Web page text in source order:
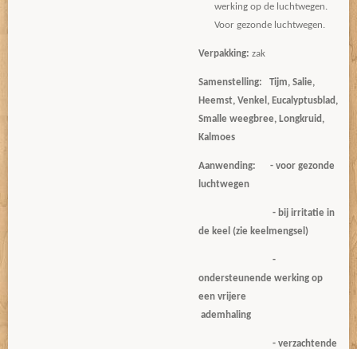
werking op de luchtwegen.
Voor gezonde luchtwegen.
Verpakking: zak
Samenstelling:
Tijm, Salie,
Heemst, Venkel, Eucalyptusblad,
Smalle weegbree, Longkruid,
Kalmoes
Aanwending:
- voor gezonde
luchtwegen
- bij irritatie in
de keel (zie keelmengsel)
-
ondersteunende werking op
een vrijere
ademhaling
- verzachtende